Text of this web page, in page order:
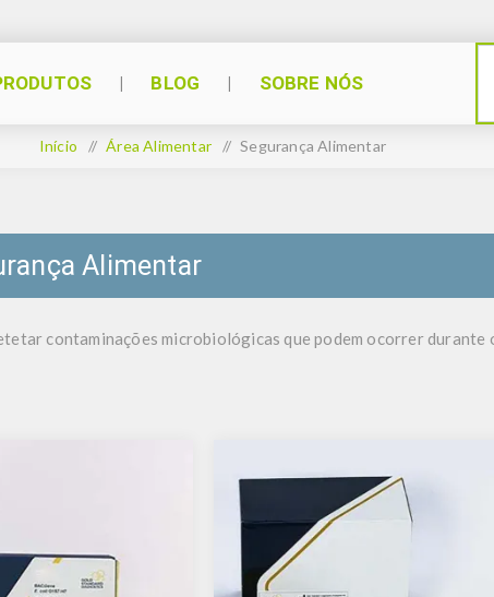
BLOG SOBRE NÓS
Início / Área Alimentar / Segurança Alimentar
Alimentar
contaminações microbiológicas que podem ocorrer durante